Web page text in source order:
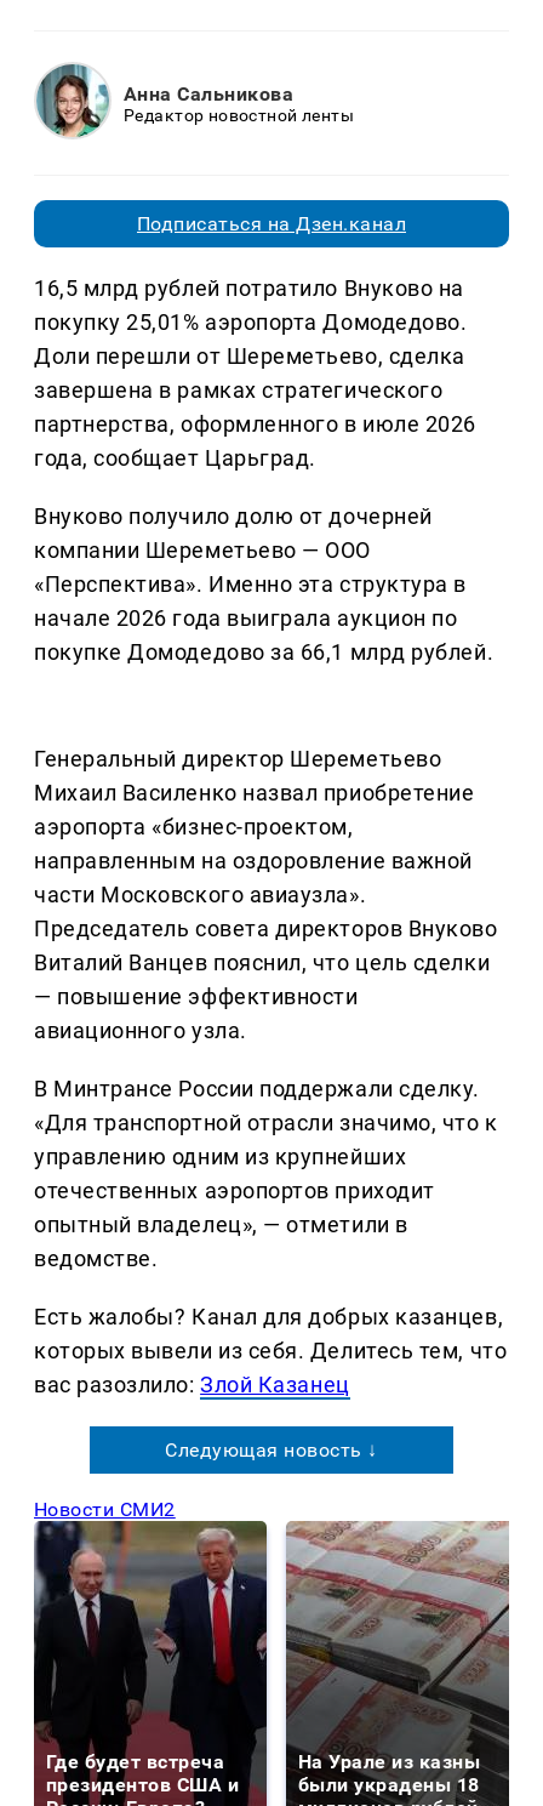
Анна Сальникова
Редактор новостной ленты
Подписаться на Дзен.канал
16,5 млрд рублей потратило Внуково на
покупку 25,01% аэропорта Домодедово.
Доли перешли от Шереметьево, сделка
завершена в рамках стратегического
партнерства, оформленного в июле 2026
года, сообщает Царьград.
Внуково получило долю от дочерней
компании Шереметьево — ООО
«Перспектива». Именно эта структура в
начале 2026 года выиграла аукцион по
покупке Домодедово за 66,1 млрд рублей.
Генеральный директор Шереметьево
Михаил Василенко назвал приобретение
аэропорта «бизнес-проектом,
направленным на оздоровление важной
части Московского авиаузла».
Председатель совета директоров Внуково
Виталий Ванцев пояснил, что цель сделки
— повышение эффективности
авиационного узла.
В Минтрансе России поддержали сделку.
«Для транспортной отрасли значимо, что к
управлению одним из крупнейших
отечественных аэропортов приходит
опытный владелец», — отметили в
ведомстве.
Есть жалобы? Канал для добрых казанцев,
которых вывели из себя. Делитеcь тем, что
вас разозлило:Злой Казанец
Следующая новость ↓
Новости СМИ2
Где будет встреча
президентов США и
На Урале из казны
были украдены 18